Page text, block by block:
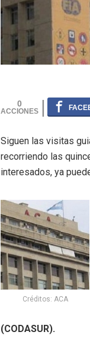
0
Siguen las visitas
recorriendo las
interesados, ya
Créditos: ACA
(CODASUR).